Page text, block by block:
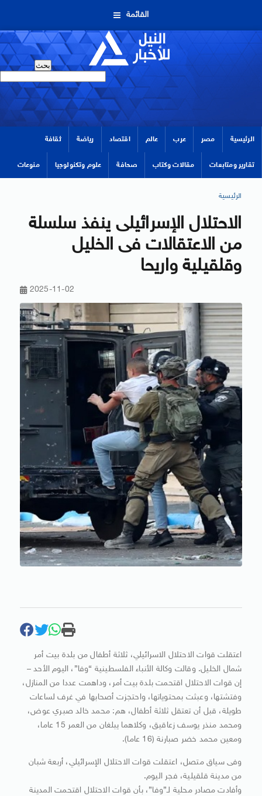
القائمة
الرئيسية مصر عرب عالم اقتصاد رياضة ثقافة
تقارير ومتابعات مقالات وكتاب صحافة علوم وتكنولوجيا منوعات
الرئيسية
الاحتلال الإسرائيلى ينفذ سلسلة
من الاعتقالات فى الخليل
وقلقيلية واريحا
2025-11-02
اعتقلت قوات الاحتلال الاسرائيلي، ثلاثة أطفال من بلدة بيت أمر
شمال الخليل. وقالت وكالة الأنباء الفلسطينية “وفا”، اليوم الأحد –
إن قوات الاحتلال اقتحمت بلدة بيت أمر، وداهمت عددا من المنازل،
وفتشتها، وعبثت بمحتوياتها، واحتجزت أصحابها في غرف لساعات
طويلة، قبل أن تعتقل ثلاثة أطفال، هم: محمد خالد صبري عوض،
ومحمد منذر يوسف زعاقيق، وكلاهما يبلغان من العمر 15 عاما،
ومعين محمد خضر صبارنة (16 عاما).
وفى سياق متصل، اعتقلت قوات الاحتلال الإسرائيلي، أربعة شبان
من مدينة قلقيلية، فجر اليوم.
وأفادت مصادر محلية لـ”وفا”، بأن قوات الاحتلال اقتحمت المدينة